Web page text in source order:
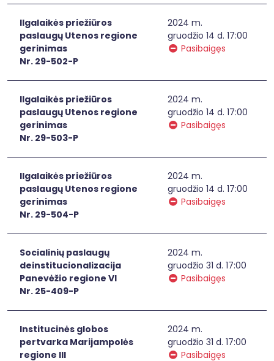
Ilgalaikės priežiūros
paslaugų Utenos regione
gerinimas
Nr. 29-502-P
2024 m.
gruodžio 14 d. 17:00
Pasibaigęs
Ilgalaikės priežiūros
paslaugų Utenos regione
gerinimas
Nr. 29-503-P
2024 m.
gruodžio 14 d. 17:00
Pasibaigęs
Ilgalaikės priežiūros
paslaugų Utenos regione
gerinimas
Nr. 29-504-P
2024 m.
gruodžio 14 d. 17:00
Pasibaigęs
Socialinių paslaugų
deinstitucionalizacija
Panevėžio regione VI
Nr. 25-409-P
2024 m.
gruodžio 31 d. 17:00
Pasibaigęs
Institucinės globos
pertvarka Marijampolės
regione III
2024 m.
gruodžio 31 d. 17:00
Pasibaigęs